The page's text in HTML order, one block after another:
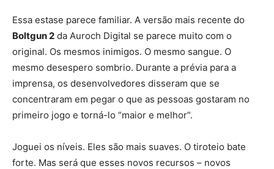
Essa estase parece familiar. A versão mais recente do
Boltgun 2 da Auroch Digital se parece muito com o
original. Os mesmos inimigos. O mesmo sangue. O
mesmo desespero sombrio. Durante a prévia para a
imprensa, os desenvolvedores disseram que se
concentraram em pegar o que as pessoas gostaram no
primeiro jogo e torná-lo “maior e melhor”.
Joguei os níveis. Eles são mais suaves. O tiroteio bate
forte. Mas será que esses novos recursos – novos